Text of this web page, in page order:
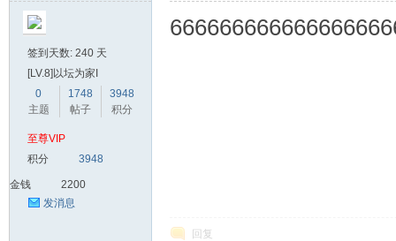
签到天数: 240 天
[LV.8]以坛为家I
0
主题
1748
帖子
3948
积分
至尊VIP
积分
3948
金钱
2200
发消息
回复